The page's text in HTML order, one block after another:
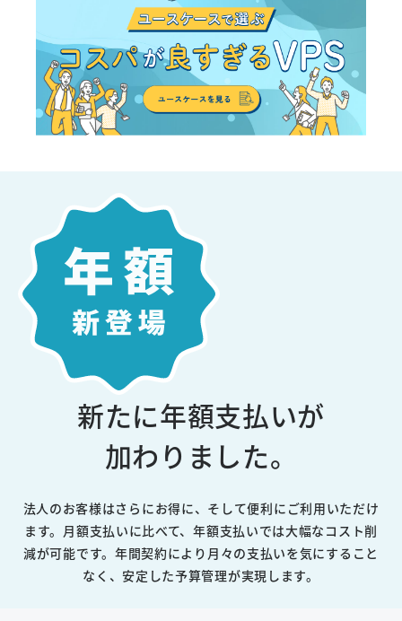
新たに年額支払いが
加わりました。
法人のお客様はさらにお得に、そして便利にご利用いただけ
ます。 月額支払いに比べて、年額支払いでは大幅なコスト削
減が可能です。 年間契約により月々の支払いを気にすること
なく、安定した予算管理が実現します。